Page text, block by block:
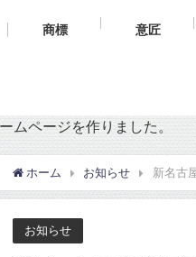
商標 意匠
ムページを作りました。
ホーム お知らせ 新名古
お知らせ